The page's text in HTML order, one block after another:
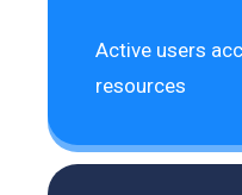
Active users
resources